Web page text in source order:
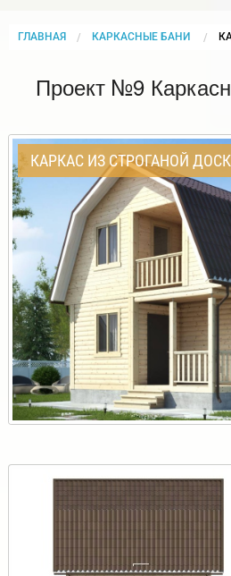
ГЛАВНАЯ КАРКАСНЫЕ БАНИ
Проект №9
КАРКАС ИЗ СТРОГАНОЙ